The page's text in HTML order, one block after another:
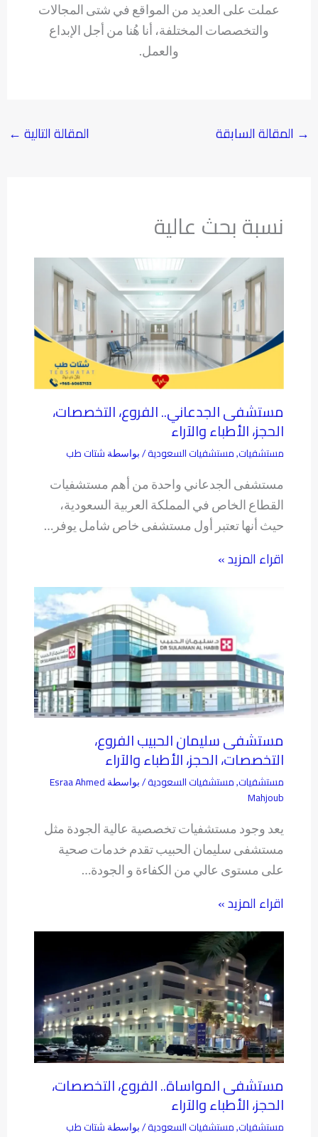
عملت على العديد من المواقع في شتى المجالات
والتخصصات المختلفة، أنا هُنا من أجل الإبداع
والعمل.
→ المقالة السابقة المقالة التالية ←
نسبة بحث عالية
مستشفى الجدعاني.. الفروع، التخصصات،
الحجز، الأطباء والآراء
مستشفيات, مستشفيات السعودية/ بواسطة شتات طب
مستشفى الجدعاني واحدة من أهم مستشفيات
القطاع الخاص في المملكة العربية السعودية،
حيث أنها تعتبر أول مستشفى خاص شامل يوفر…
اقراء المزيد »
مستشفى سليمان الحبيب الفروع،
التخصصات، الحجز، الأطباء والآراء
مستشفيات, مستشفيات السعودية/ بواسطة Esraa Ahmed
Mahjoub
يعد وجود مستشفيات تخصصية عالية الجودة مثل
مستشفى سليمان الحبيب تقدم خدمات صحية
على مستوى عالي من الكفاءة و الجودة…
اقراء المزيد »
مستشفى المواساة.. الفروع، التخصصات،
الحجز، الأطباء والآراء
مستشفيات, مستشفيات السعودية/ بواسطة شتات طب